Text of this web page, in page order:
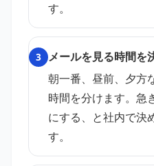
す。
3 メールを見る時間を
朝一番、昼前、夕方
時間を分けます。急
にする、と社内で決
す。